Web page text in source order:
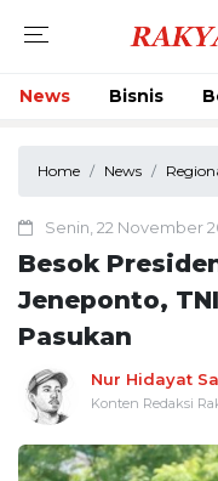
News Bisnis
Home News
Senin, 22 November
Besok
Jeneponto,
Pasukan
Nur Hidayat
Konten Redaksi